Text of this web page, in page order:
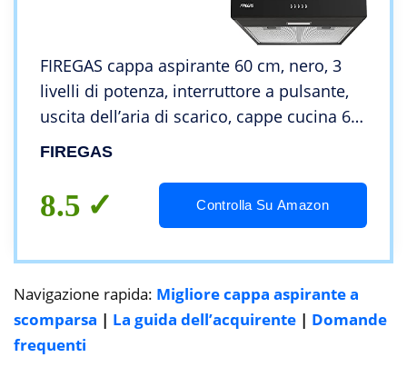
FIREGAS cappa aspirante 60 cm, nero, 3
livelli di potenza, interruttore a pulsante,
uscita dell’aria di scarico, cappe cucina 60
cm con filtro ai carboni attivi CC130
FIREGAS
8.5 Controlla Su Amazon
Navigazione rapida: Migliore cappa aspirante a
scomparsa | La guida dell’acquirente | Domande
frequenti